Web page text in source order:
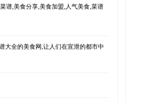
谱,美食分享,美食加盟,人气美食,菜谱
大全的美食网,让人们在宣泄的都市中